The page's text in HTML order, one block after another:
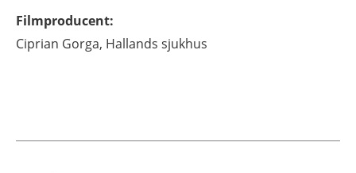
Filmproducent:
Ciprian Gorga, Hallands sjukhus